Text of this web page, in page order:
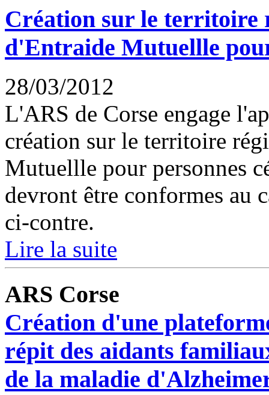
Création sur le territoire
d'Entraide Mutuellle
28/03/2012
L'ARS de Corse engage
création sur le territoire
Mutuellle pour personnes
devront être conformes au
ci-contre.
Lire la suite
ARS Corse
Création d'une
répit des aidants
de la maladie